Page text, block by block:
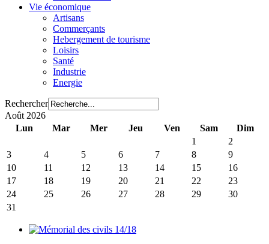
Vie économique
Artisans
Commerçants
Hebergement de tourisme
Loisirs
Santé
Industrie
Energie
Rechercher
Août 2026
Lun
Mar Mer Jeu Ven Sam
Dim
1
2
3
4 5 6 7 8
9
10
11 12 13 14 15
16
17
18 19 20 21 22
23
24
25 26 27 28 29
30
31